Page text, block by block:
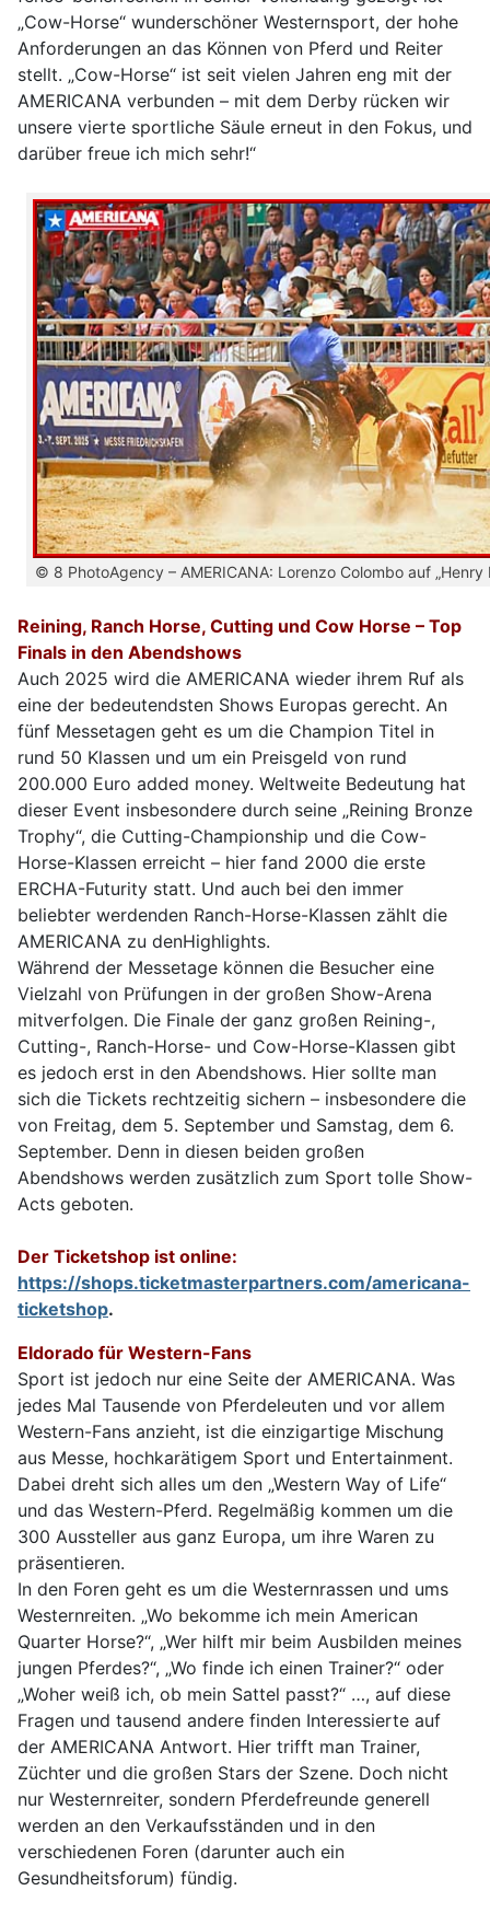
„Cow-Horse“ wunderschöner Westernsport, der hohe
Anforderungen an das Können von Pferd und Reiter
stellt. „Cow-Horse“ ist seit vielen Jahren eng mit der
AMERICANA verbunden – mit dem Derby rücken wir
unsere vierte sportliche Säule erneut in den Fokus, und
darüber freue ich mich sehr!“
© 8 PhotoAgency – AMERICANA: Lorenzo Colombo auf „Henry
Reining, Ranch Horse, Cutting und Cow Horse – Top
Finals in den Abendshows
Auch 2025 wird die AMERICANA wieder ihrem Ruf als
eine der bedeutendsten Shows Europas gerecht. An
fünf Messetagen geht es um die Champion Titel in
rund 50 Klassen und um ein Preisgeld von rund
200.000 Euro added money. Weltweite Bedeutung hat
dieser Event insbesondere durch seine „Reining Bronze
Trophy“, die Cutting-Championship und die Cow-
Horse-Klassen erreicht – hier fand 2000 die erste
ERCHA-Futurity statt. Und auch bei den immer
beliebter werdenden Ranch-Horse-Klassen zählt die
AMERICANA zu denHighlights.
Während der Messetage können die Besucher eine
Vielzahl von Prüfungen in der großen Show-Arena
mitverfolgen. Die Finale der ganz großen Reining-,
Cutting-, Ranch-Horse- und Cow-Horse-Klassen gibt
es jedoch erst in den Abendshows. Hier sollte man
sich die Tickets rechtzeitig sichern – insbesondere die
von Freitag, dem 5. September und Samstag, dem 6.
September. Denn in diesen beiden großen
Abendshows werden zusätzlich zum Sport tolle Show-
Acts geboten.
Der Ticketshop ist online:
https://shops.ticketmasterpartners.com/americana-
ticketshop.
Eldorado für Western-Fans
Sport ist jedoch nur eine Seite der AMERICANA. Was
jedes Mal Tausende von Pferdeleuten und vor allem
Western-Fans anzieht, ist die einzigartige Mischung
aus Messe, hochkarätigem Sport und Entertainment.
Dabei dreht sich alles um den „Western Way of Life“
und das Western-Pferd. Regelmäßig kommen um die
300 Aussteller aus ganz Europa, um ihre Waren zu
präsentieren.
In den Foren geht es um die Westernrassen und ums
Westernreiten. „Wo bekomme ich mein American
Quarter Horse?“, „Wer hilft mir beim Ausbilden meines
jungen Pferdes?“, „Wo finde ich einen Trainer?“ oder
„Woher weiß ich, ob mein Sattel passt?“ …, auf diese
Fragen und tausend andere finden Interessierte auf
der AMERICANA Antwort. Hier trifft man Trainer,
Züchter und die großen Stars der Szene. Doch nicht
nur Westernreiter, sondern Pferdefreunde generell
werden an den Verkaufsständen und in den
verschiedenen Foren (darunter auch ein
Gesundheitsforum) fündig.